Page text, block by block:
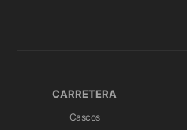
CARRETERA
Cascos